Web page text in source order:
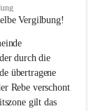
Vergilbung!
durch die
übertragene
Rebe verschont
gilt das